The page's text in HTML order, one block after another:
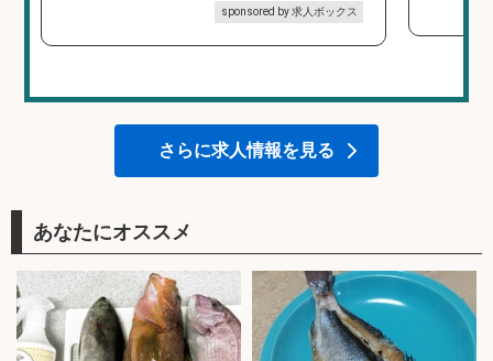
sponsored by 求人ボックス
さらに求人情報を見る
あなたにオススメ